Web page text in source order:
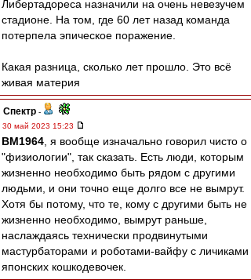
Либертадореса назначили на очень невезучем
стадионе. На том, где 60 лет назад команда
потерпела эпическое поражение.
Какая разница, сколько лет прошло. Это всё
живая материя
Спектр -
30 май 2023 15:23
BM1964 , я вообще изначально говорил чисто о
"физиологии", так сказать. Есть люди, которым
жизненно необходимо быть рядом с другими
людьми, и они точно еще долго все не вымрут.
Хотя бы потому, что те, кому с другими быть не
жизненно необходимо, вымрут раньше,
наслаждаясь технически продвинутыми
мастурбаторами и роботами-вайфу с личиками
японских кошкодевочек.